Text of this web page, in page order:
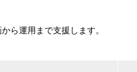
ら運用まで支援します。